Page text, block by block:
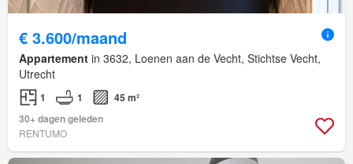
€ 3.600/maand
Appartement in 3632, Loenen aan de Vecht, Stichtse Vecht,
Utrecht
1 1
45 m²
30+ dagen geleden
RENTUMO